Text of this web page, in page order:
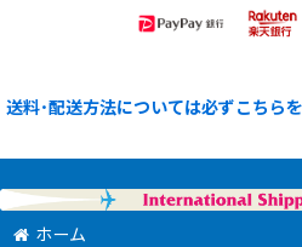
送料･配送方法については必ずこちら
ホーム